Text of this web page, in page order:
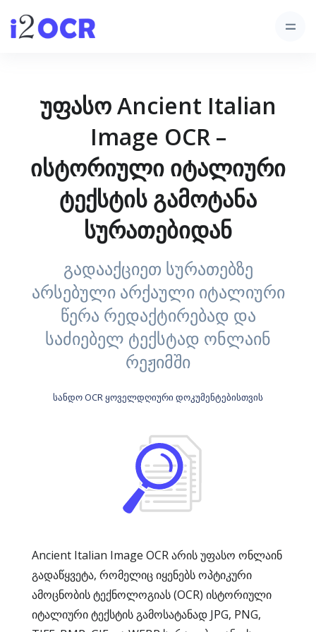
უფასო Ancient Italian
Image OCR –
ისტორიული იტალიური
ტექსტის გამოტანა
სურათებიდან
გადააქციეთ სურათებზე
არსებული არქაული იტალიური
წერა რედაქტირებად და
საძიებელ ტექსტად ონლაინ
რეჟიმში
სანდო OCR ყოველდღიური დოკუმენტებისთვის
Ancient Italian Image OCR არის უფასო ონლაინ
გადაწყვეტა, რომელიც იყენებს ოპტიკური
ამოცნობის ტექნოლოგიას (OCR) ისტორიული
იტალიური ტექსტის გამოსატანად JPG, PNG,